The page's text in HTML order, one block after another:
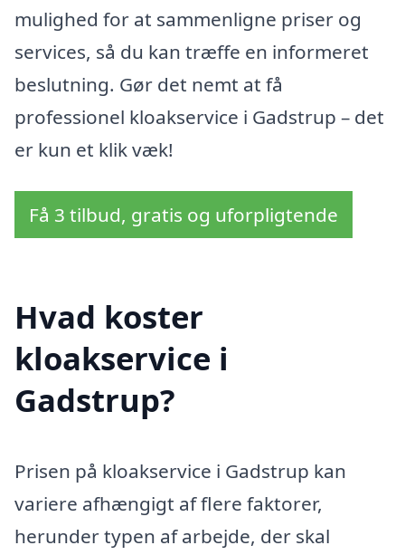
mulighed for at sammenligne priser og
services, så du kan træffe en informeret
beslutning. Gør det nemt at få
professionel kloakservice i Gadstrup – det
er kun et klik væk!
Få 3 tilbud, gratis og uforpligtende
Hvad koster
kloakservice i
Gadstrup?
Prisen på kloakservice i Gadstrup kan
variere afhængigt af flere faktorer,
herunder typen af arbejde, der skal